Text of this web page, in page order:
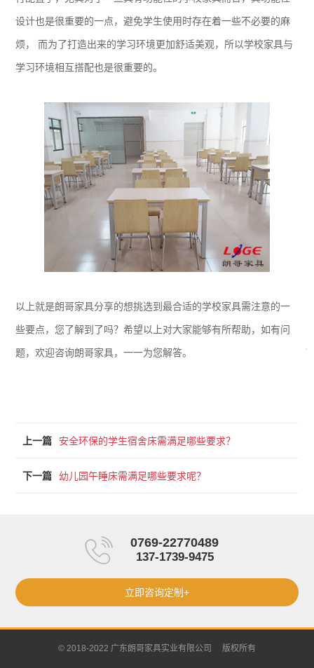
设计也是很重要的一点，避免学生使用时存在着一些不必要的麻
烦， 而为了打造出来的学习环境更加舒适美观，所以学校家具与
学习环境相互搭配也是很重要的。
以上就是朗哥家具分享的想挑选到最合适的学校家具需注意的一
些要点，您了解到了吗？希望以上对大家能够有所帮助，如有问
题，欢迎咨询朗哥家具，一一为您解答。
上一篇 安全环保的学生宿舍床需满足哪些要求？
下一篇 幼儿园午睡床需满足哪些要求呢？
0769-22770489
137-1739-9475
立即咨询定制+
© 2018-2022 广东朗哥家具实业有限公司 版权所有